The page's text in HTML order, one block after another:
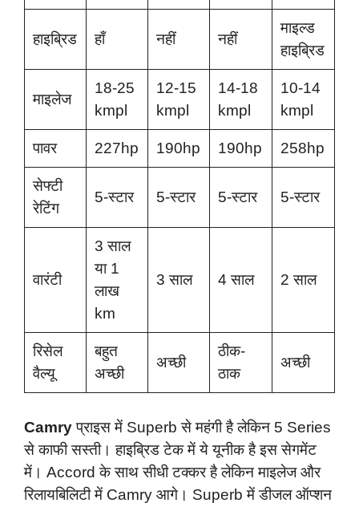
हाइब्रिड हाँ नहीं नहीं
माइल्ड
हाइब्रिड
माइलेज
18-25
kmpl
12-15
kmpl
14-18
kmpl
10-14
kmpl
पावर 227hp 190hp 190hp 258hp
सेफ्टी
रेटिंग
5-स्टार 5-स्टार 5-स्टार 5-स्टार
वारंटी
3 साल
या 1
लाख
km
3 साल 4 साल 2 साल
रिसेल
वैल्यू
बहुत
अच्छी
अच्छी
ठीक-
ठाक
अच्छी
Camryप्राइस में Superb से महंगी है लेकिन 5 Series
से काफी सस्ती। हाइब्रिड टेक में ये यूनीक है इस सेगमेंट
में। Accord के साथ सीधी टक्कर है लेकिन माइलेज और
रिलायबिलिटी में Camry आगे। Superb में डीजल ऑप्शन